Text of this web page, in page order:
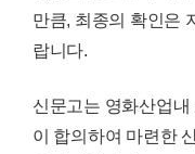
만큼, 최종의 확인은
랍니다.
신문고는 영화산업
이 합의하여 마련한